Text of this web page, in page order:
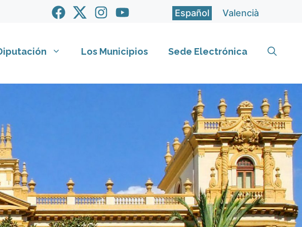
Español Valencià
Los Municipios Sede Electrónica